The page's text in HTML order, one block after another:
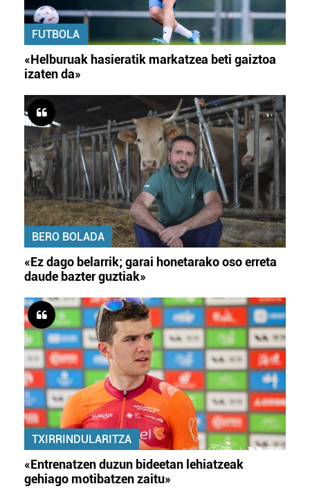
FUTBOLA
«Helburuak hasieratik markatzea beti gaiztoa
izaten da»
BERO BOLADA
«Ez dago belarrik; garai honetarako oso erreta
daude bazter guztiak»
TXIRRINDULARITZA
«Entrenatzen duzun bideetan lehiatzeak
gehiago motibatzen zaitu»